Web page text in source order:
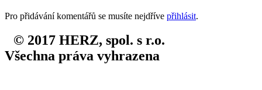
Pro přidávání komentářů se musíte nejdříve přihlásit.
© 2017 HERZ, spol. s r.o.
Všechna práva vyhrazena